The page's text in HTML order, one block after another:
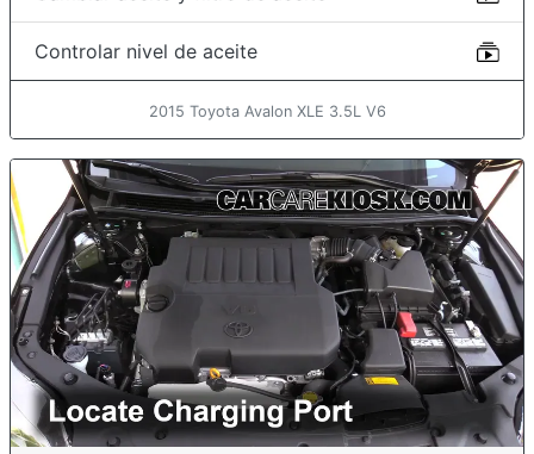
Controlar nivel de aceite
2015 Toyota Avalon XLE 3.5L V6